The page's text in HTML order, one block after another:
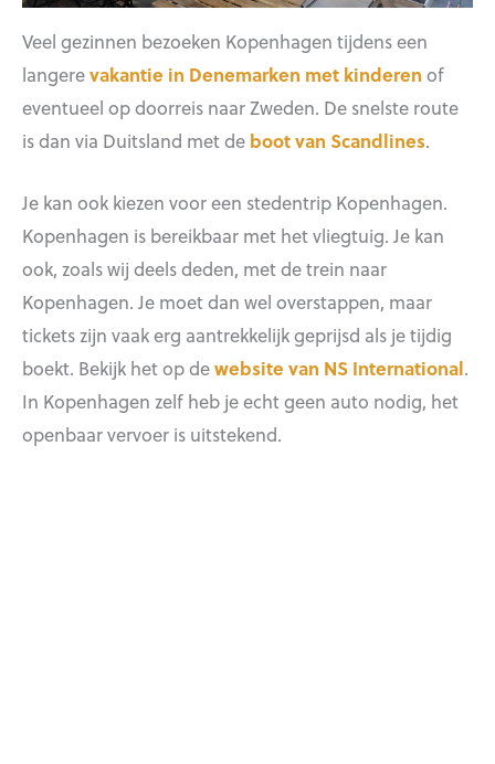
Veel gezinnen bezoeken Kopenhagen tijdens een
langerevakantie in Denemarken met kinderen of
eventueel op doorreis naar Zweden. De snelste route
is dan via Duitsland met de boot van Scandlines.
Je kan ook kiezen voor een stedentrip Kopenhagen.
Kopenhagen is bereikbaar met het vliegtuig. Je kan
ook, zoals wij deels deden, met de trein naar
Kopenhagen. Je moet dan wel overstappen, maar
tickets zijn vaak erg aantrekkelijk geprijsd als je tijdig
boekt. Bekijk het op dewebsite van NS International.
In Kopenhagen zelf heb je echt geen auto nodig, het
openbaar vervoer is uitstekend.